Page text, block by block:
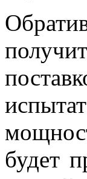
будет